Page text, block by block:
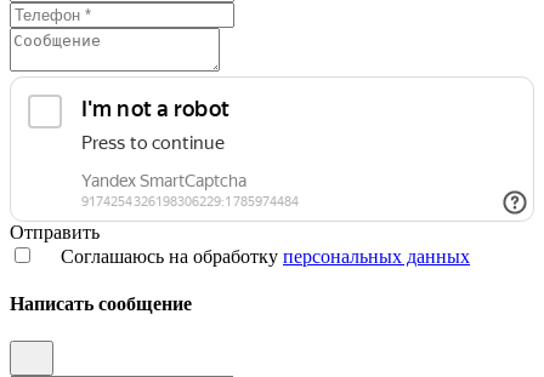
Отправить
Соглашаюсь на обработку персональных данных
Написать сообщение